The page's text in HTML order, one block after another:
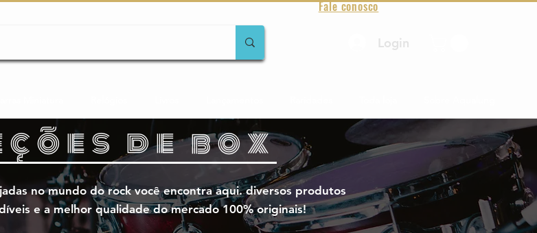
Fale conosco
Login
de box
no mundo do rock você encontra aqui. diversos produtos
e a melhor qualidade do mercado 100% originais!